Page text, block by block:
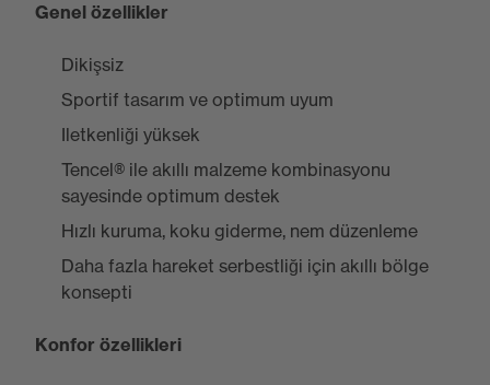
Genel özellikler
Dikişsiz
Sportif tasarım ve optimum uyum
Iletkenliği yüksek
Tencel® ile akıllı malzeme kombinasyonu
sayesinde optimum destek
Hızlı kuruma, koku giderme, nem düzenleme
Daha fazla hareket serbestliği için akıllı bölge
konsepti
Konfor özellikleri